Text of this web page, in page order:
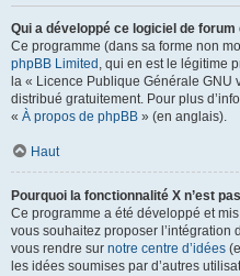
Qui a développé ce logiciel de
Ce programme (dans sa forme non
phpBB Limited , qui en est le légitime
la « Licence Publique Générale GNU
distribué gratuitement. Pour plus
« À propos de phpBB » (en anglais).
Haut
Pourquoi la fonctionnalité X n’est
Ce programme a été développé et
vous souhaitez proposer l’intégration
vous rendre sur notre centre d’idées
les idées soumises par d’autres